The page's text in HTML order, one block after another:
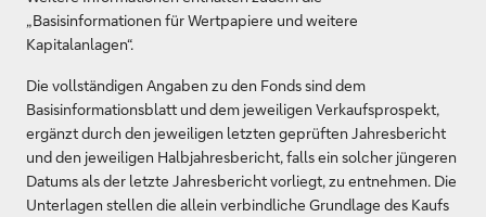
„Basisinformationen für Wertpapiere und weitere
Kapitalanlagen“.
Die vollständigen Angaben zu den Fonds sind dem
Basisinformationsblatt und dem jeweiligen Verkaufsprospekt,
ergänzt durch den jeweiligen letzten geprüften Jahresbericht
und den jeweiligen Halbjahresbericht, falls ein solcher jüngeren
Datums als der letzte Jahresbericht vorliegt, zu entnehmen. Die
Unterlagen stellen die allein verbindliche Grundlage des Kaufs